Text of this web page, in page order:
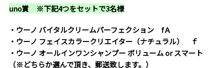
uno賞 ※下記4つをセットで3名様
・ウーノ バイタルクリームパーフェクション fＡ
・ウーノ フェイスカラークリエイター（ナチュラル） ｆ
・ウーノ オールインワンシャンプー ボリューム or スマート
（※どちらか選んで頂き、郵送致します。）